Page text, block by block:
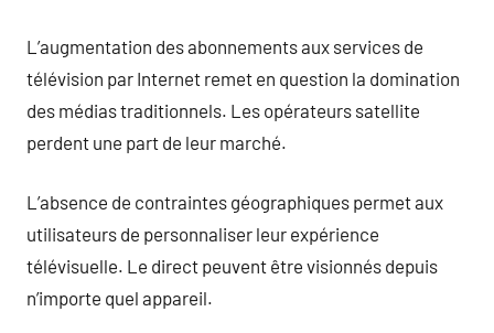
L’augmentation des abonnements aux services de
télévision par Internet remet en question la domination
des médias traditionnels. Les opérateurs satellite
perdent une part de leur marché.
L’absence de contraintes géographiques permet aux
utilisateurs de personnaliser leur expérience
télévisuelle. Le direct peuvent être visionnés depuis
n’importe quel appareil.